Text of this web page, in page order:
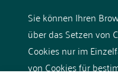
Sie können Ihren
über das Setzen von
Cookies nur im
von Cookies für